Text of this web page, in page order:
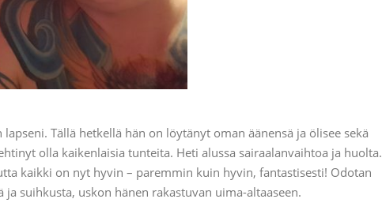
Tällä hetkellä hän on löytänyt oman äänensä ja ölisee sekä
olla kaikenlaisia tunteita. Heti alussa sairaalanvaihtoa ja huolta.
kaikki on nyt hyvin – paremmin kuin hyvin, fantastisesti! Odotan
suihkusta, uskon hänen rakastuvan uima-altaaseen.